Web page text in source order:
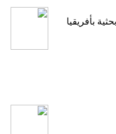
بأفريقيا